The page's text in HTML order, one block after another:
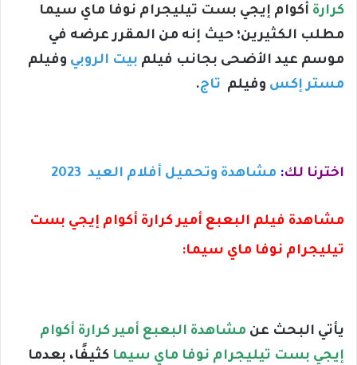
كرارة أكوام إيجي بست تيليجرام نوفا ماي سيما
مطلب الكثيرين؛ حيث إنه من المقرر عرضه في
موسم عيد الأضحى بجانب فيلم بيت الروبي وفيلم
مستر إكس وفيلم تاج.
اخترنا لك: مشاهدة وتحميل أفلام العيد 2023
مشاهدة فيلم البعبع أمير كرارة أكوام إيجي بست
تيليجرام نوفا ماي سيما:
يأتي البحث عن مشاهدة البعبع أمير كرارة أكوام
إيجي بست تيليجرام نوفا ماي سيما كثيفًا، بعدما